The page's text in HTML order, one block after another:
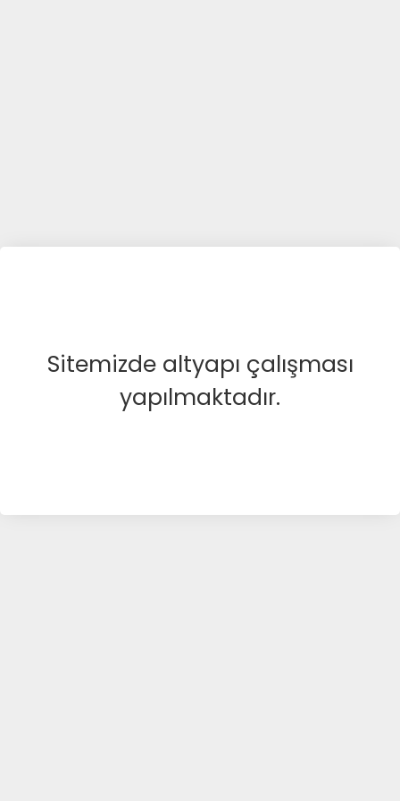
Sitemizde altyapı çalışması
yapılmaktadır.